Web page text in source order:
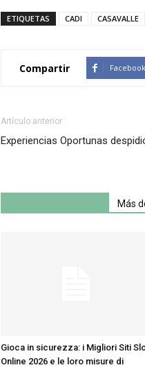
ETIQUETAS CADI CASAVALLE
Compartir Facebook
Artículo anterior
Experiencias Oportunas
Más
Gioca in sicurezza: i Migliori Siti
Online 2026 e le loro misure di